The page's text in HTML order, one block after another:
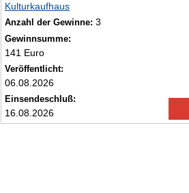
Kulturkaufhaus
Anzahl der Gewinne: 3
Gewinnsumme:
141 Euro
Veröffentlicht:
06.08.2026
Einsendeschluß:
16.08.2026